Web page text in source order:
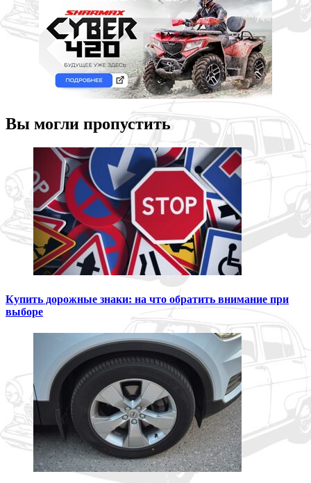
Вы могли пропустить
Купить дорожные знаки: на что обратить внимание при
выборе